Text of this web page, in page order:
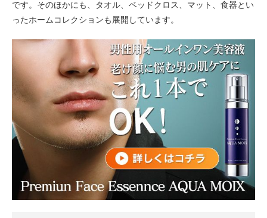
です。そのほかにも、タオル、ベッドクロス、マット、食器とい
ったホームコレクションも展開しています。